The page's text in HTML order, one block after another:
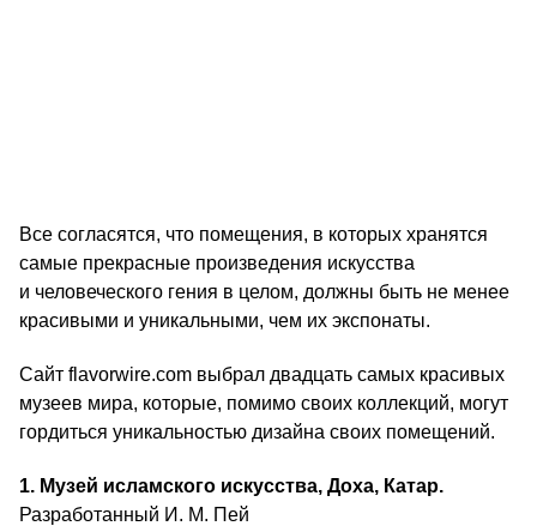
Все согласятся, что помещения, в которых хранятся
самые прекрасные произведения искусства
и человеческого гения в целом, должны быть не менее
красивыми и уникальными, чем их экспонаты.
Сайт flavorwire.com выбрал двадцать самых красивых
музеев мира, которые, помимо своих коллекций, могут
гордиться уникальностью дизайна своих помещений.
1. Музей исламского искусства, Доха, Катар.
Разработанный И. М. Пей